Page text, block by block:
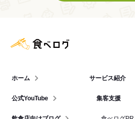
ホーム
公式YouTube
サービス紹介
集客支援